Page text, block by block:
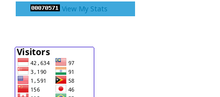
View My Stats